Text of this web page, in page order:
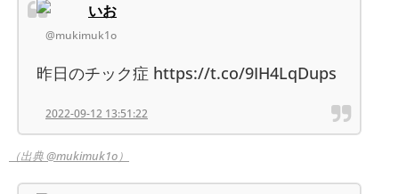
いお
@mukimuk1o
昨日のチック症 https://t.co/9IH4LqDups
2022-09-12 13:51:22
（出典 @mukimuk1o）